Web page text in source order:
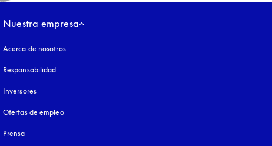
nueva
nueva
nueva
Nuestra empresa
Acerca de nosotros
Responsabilidad
Inversores
Ofertas de empleo
Prensa